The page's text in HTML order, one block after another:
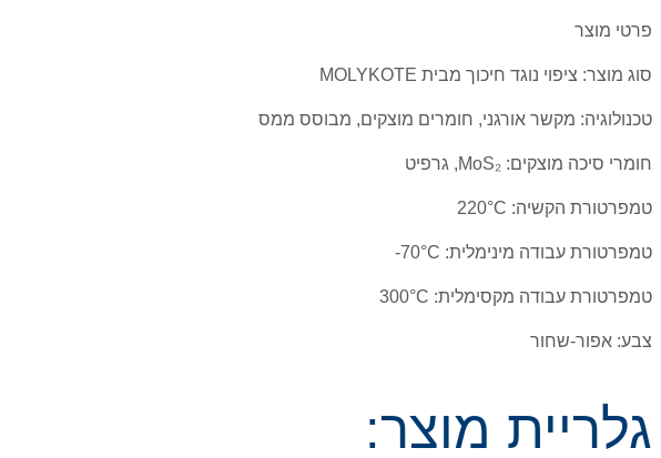
פרטי מוצר
סוג מוצר: ציפוי נוגד חיכוך מבית MOLYKOTE
טכנולוגיה: מקשר אורגני, חומרים מוצקים, מבוסס ממס
חומרי סיכה מוצקים: MoS₂, גרפיט
טמפרטורת הקשיה: ‎220°C
טמפרטורת עבודה מינימלית: ‎-70°C
טמפרטורת עבודה מקסימלית: ‎300°C
צבע: אפור-שחור
גלריית מוצר: